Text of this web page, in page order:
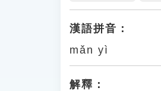
漢語拼音：
mǎn yì
解釋：